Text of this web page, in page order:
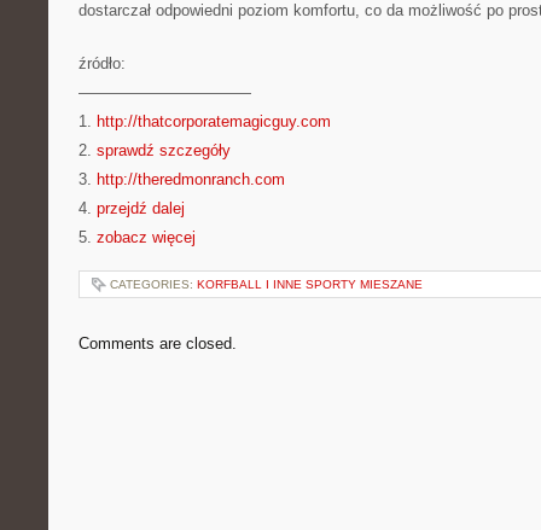
dostarczał odpowiedni poziom komfortu, co da możliwość po
źródło:
———————————
1. http://thatcorporatemagicguy.com
2. sprawdź szczegóły
3. http://theredmonranch.com
4. przejdź dalej
5. zobacz więcej
CATEGORIES: KORFBALL I INNE SPORTY MIESZANE
Comments are closed.